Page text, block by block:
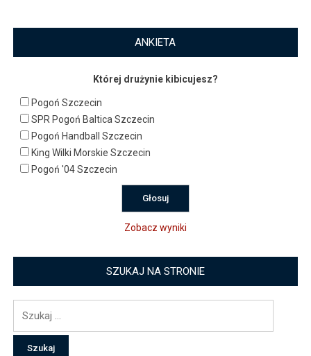
ANKIETA
Której drużynie kibicujesz?
Pogoń Szczecin
SPR Pogoń Baltica Szczecin
Pogoń Handball Szczecin
King Wilki Morskie Szczecin
Pogoń '04 Szczecin
Zobacz wyniki
SZUKAJ NA STRONIE